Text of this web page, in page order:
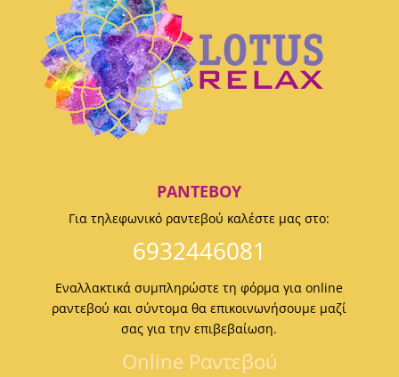
ΡΑΝΤΕΒΟΎ
Για τηλεφωνικό ραντεβού καλέστε μας στο:
6932446081
Εναλλακτικά συμπληρώστε τη φόρμα για online
ραντεβού και σύντομα θα επικοινωνήσουμε μαζί
σας για την επιβεβαίωση.
Οnline Ραντεβού